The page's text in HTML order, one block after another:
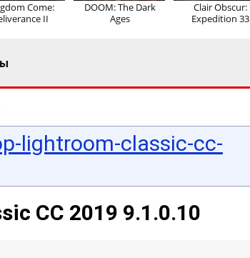
Come:
II
DOOM: The Dark
Ages
Clair Obscur:
Expedition 33
lightroom-classic-cc-
CC 2019 9.1.0.10